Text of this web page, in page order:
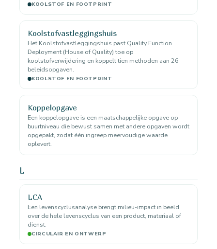
KOOLSTOF EN FOOTPRINT
Koolstofvastleggingshuis
Het Koolstofvastleggingshuis past Quality Function
Deployment (House of Quality) toe op
koolstofverwijdering en koppelt tien methoden aan 26
beleidsopgaven.
KOOLSTOF EN FOOTPRINT
Koppelopgave
Een koppelopgave is een maatschappelijke opgave op
buurtniveau die bewust samen met andere opgaven wordt
opgepakt, zodat één ingreep meervoudige waarde
oplevert.
L
LCA
Een levenscyclusanalyse brengt milieu-impact in beeld
over de hele levenscyclus van een product, materiaal of
dienst.
CIRCULAIR EN ONTWERP